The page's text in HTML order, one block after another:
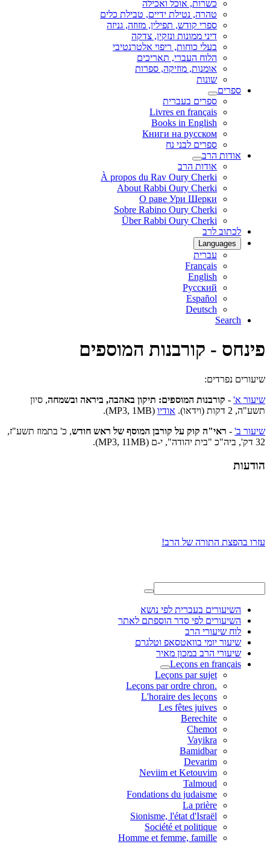
כשרות, אוכל ואכילה
טהרה, נטילת ידיים, טבילת כלים
ספרי קודש, תפילין, מזוזה, גניזה
דיני ממונות ונזקין, צדקה
בעלי כוחות, ריפוי אלטרנטיבי
הלוח העברי, תאריכים
אומנות, מוזיקה, ספרות
שונות
ספרים
ספרים בעברית
Livres en français
Books in English
Книги на русском
ספרים לבני נח
אודות הרב
אודות הרב
À propos du Rav Oury Cherki
About Rabbi Oury Cherki
О раве Ури Шерки
Sobre Rabino Oury Cherki
Über Rabbi Oury Cherki
לכתוב לרב
Languages
עברית
Français
English
Русский
Español
Deutsch
Search
פינחס - קורבנות המוספים
שיעורים נפרדים:
שיעור א' - קורבנות המוספים: תיקון באהבה, ביראה ובשמחה, סיון
תשע"ה, 2 דקות (וידאו).
אודיו (MP3, 1MB).
שיעור ב' - ראי"ה קוק על קורבן המוסף של ראש חודש, כ' בתמוז תשע"ז,
32 דק', ביה"כ "בית יהודה", י-ם (MP3, 11MB).
הודעות
עזרו בהפצת התורה של הרב!
השיעורים בעברית לפי נושא
השיעורים לפי סדר הוספתם לאתר
לוח שיעורי הרב
שיעור יומי בוואטסאפ וטלגרם
שיעורי הרב במכון מאיר
Leçons en français
Leçons par sujet
.Leçons par ordre chron
L'horaire des leçons
Les fêtes juives
Berechite
Chemot
Vayikra
Bamidbar
Devarim
Neviim et Ketouvim
Talmoud
Fondations du judaisme
La prière
Sionisme, l'état d'Israël
Société et politique
Homme et femme, famille